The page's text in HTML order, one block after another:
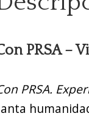
PRSA –
PRSA.